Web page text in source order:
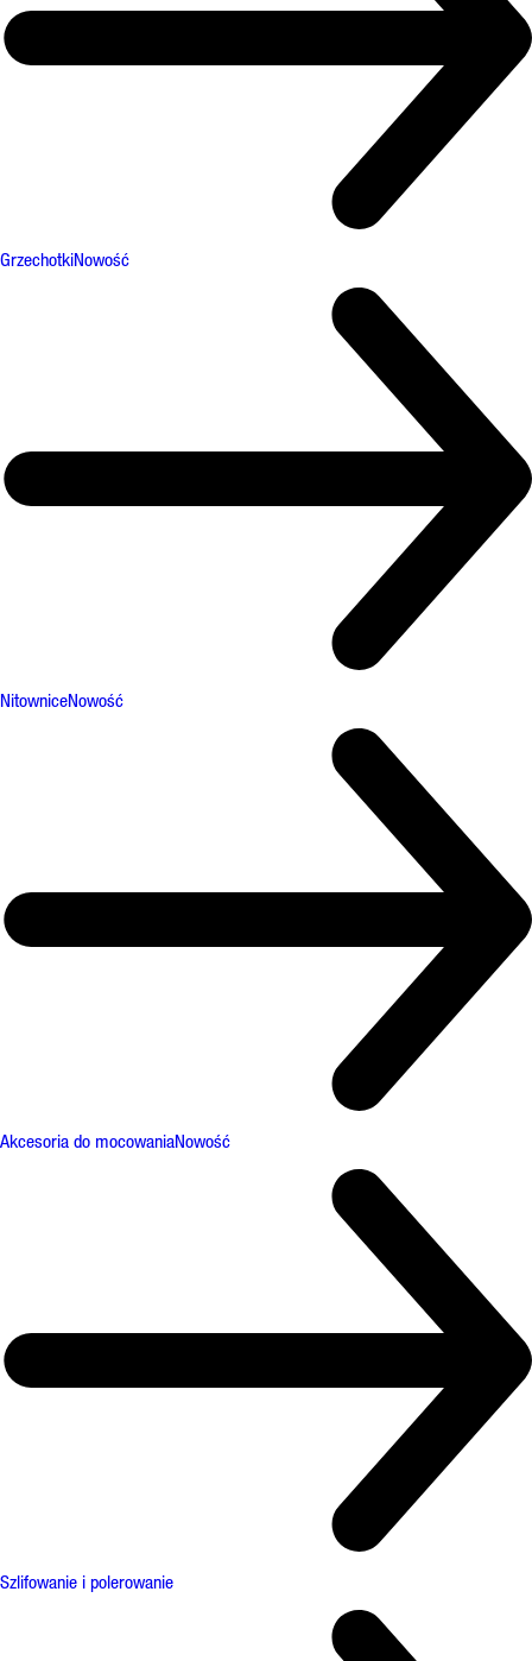
GrzechotkiNowość
NitowniceNowość
Akcesoria do mocowaniaNowość
Szlifowanie i polerowanie